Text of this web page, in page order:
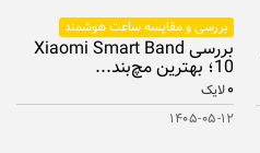
بررسی و مقایسه ساعت هوشمند
بررسی Xiaomi Smart Band
10؛ بهترین مچ‌بند...
۰لایک
۱۴۰۵-۰۵-۱۲